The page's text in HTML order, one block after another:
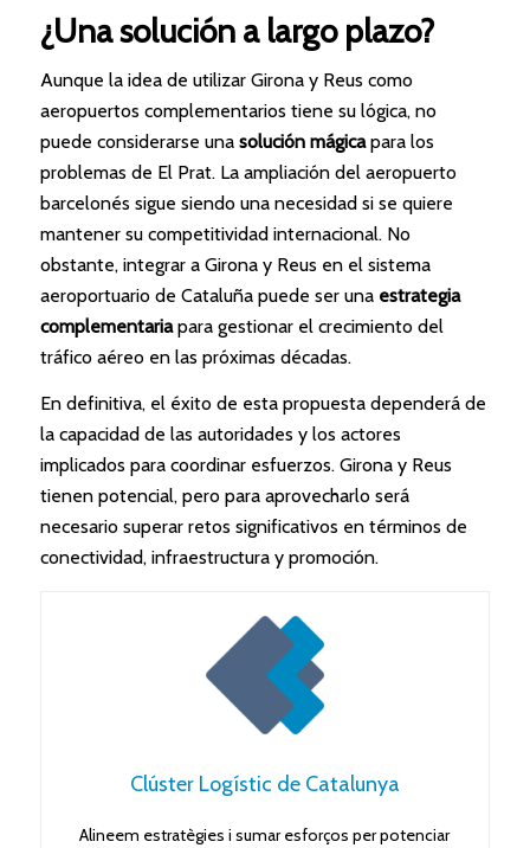
¿Una solución a largo plazo?
Aunque la idea de utilizar Girona y Reus como
aeropuertos complementarios tiene su lógica, no
puede considerarse una solución mágicapara los
problemas de El Prat. La ampliación del aeropuerto
barcelonés sigue siendo una necesidad si se quiere
mantener su competitividad internacional. No
obstante, integrar a Girona y Reus en el sistema
aeroportuario de Cataluña puede ser una estrategia
complementariapara gestionar el crecimiento del
tráfico aéreo en las próximas décadas.
En definitiva, el éxito de esta propuesta dependerá de
la capacidad de las autoridades y los actores
implicados para coordinar esfuerzos. Girona y Reus
tienen potencial, pero para aprovecharlo será
necesario superar retos significativos en términos de
conectividad, infraestructura y promoción.
Clúster Logístic de Catalunya
Alineem estratègies i sumar esforços per potenciar